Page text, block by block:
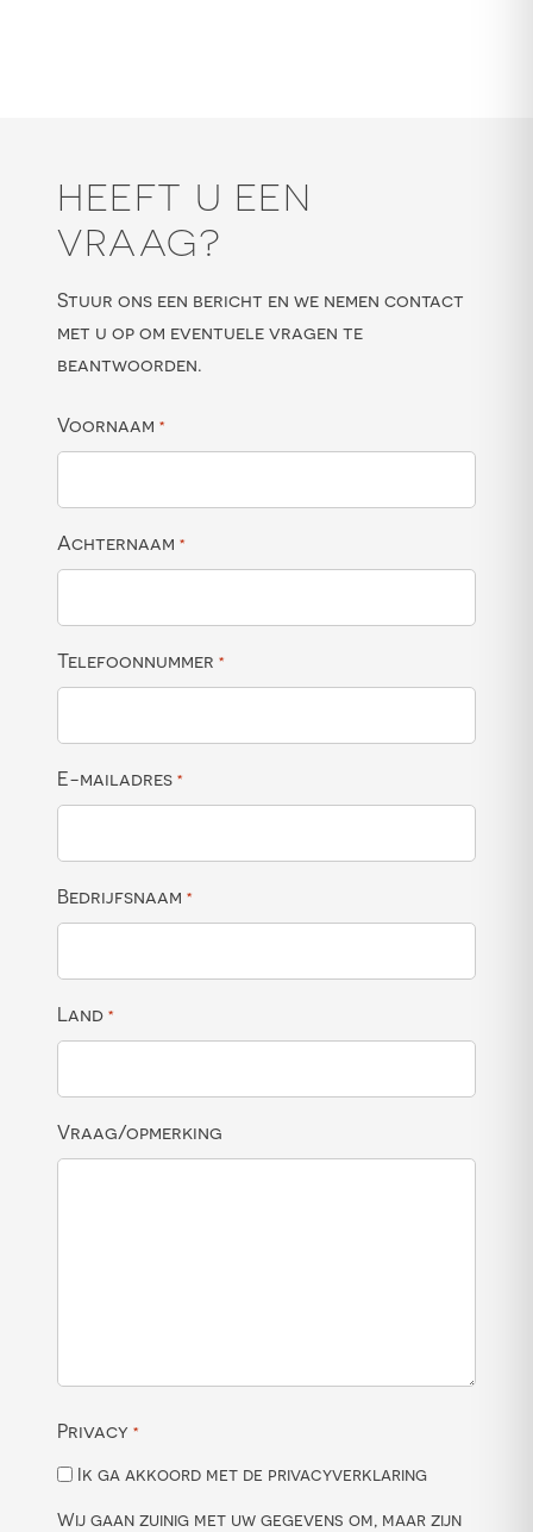
HEEFT U EEN
VRAAG?
Stuur ons een bericht en we nemen contact
met u op om eventuele vragen te
beantwoorden.
Voornaam *
Achternaam *
Telefoonnummer *
E-mailadres *
Bedrijfsnaam *
Land *
Vraag/opmerking
Privacy *
Ik ga akkoord met de privacyverklaring
Wij gaan zuinig met uw gegevens om, maar zijn